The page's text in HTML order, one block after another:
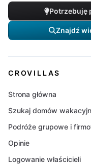
Potrzebuję
Znajdź
CROVILLAS
Strona główna
Szukaj domów
Podróże grupowe i
Opinie
Logowanie właścicieli